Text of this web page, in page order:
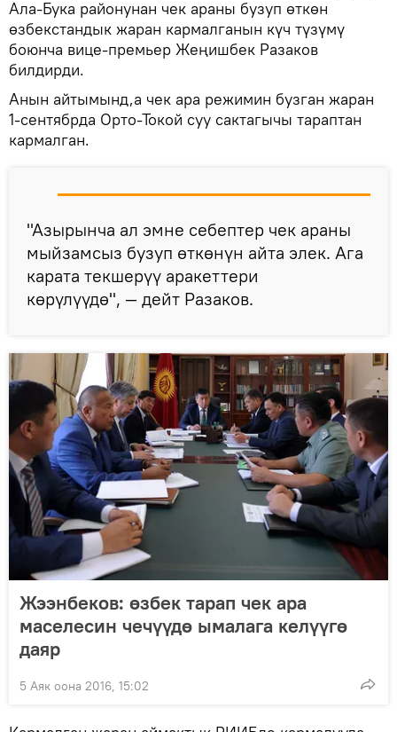
Ала-Бука районунан чек араны бузуп өткөн
өзбекстандык жаран кармалганын күч түзүмү
боюнча вице-премьер Жеңишбек Разаков
билдирди.
Анын айтымынд,а чек ара режимин бузган жаран
1-сентябрда Орто-Токой суу сактагычы тараптан
кармалган.
"Азырынча ал эмне себептер чек араны
мыйзамсыз бузуп өткөнүн айта элек. Ага
карата текшерүү аракеттери
көрүлүүдө", — дейт Разаков.
Жээнбеков: өзбек тарап чек ара
маселесин чечүүдө ымалага келүүгө
даяр
5 Аяк оона 2016, 15:02